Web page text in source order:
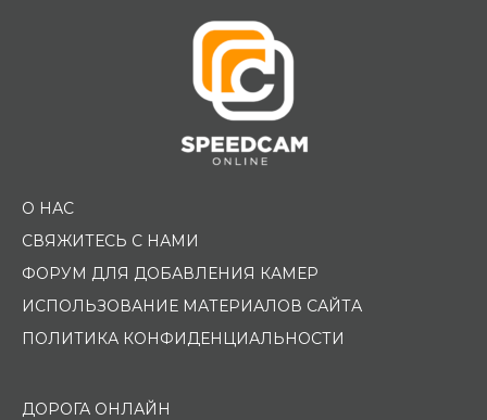
О НАС
СВЯЖИТЕСЬ С НАМИ
ФОРУМ ДЛЯ ДОБАВЛЕНИЯ КАМЕР
ИСПОЛЬЗОВАНИЕ МАТЕРИАЛОВ САЙТА
ПОЛИТИКА КОНФИДЕНЦИАЛЬНОСТИ
ДОРОГА ОНЛАЙН